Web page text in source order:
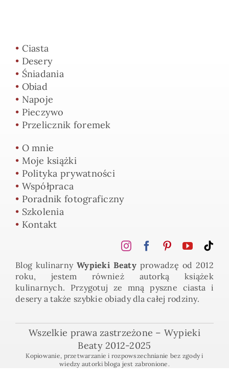
• Ciasta
• Desery
• Śniadania
• Obiad
• Napoje
• Pieczywo
• Przelicznik foremek
• O mnie
• Moje książki
• Polityka prywatności
• Współpraca
• Poradnik fotograficzny
• Szkolenia
• Kontakt
Blog kulinarny Wypieki Beaty prowadzę od 2012
roku, jestem również autorką książek
kulinarnych. Przygotuj ze mną pyszne ciasta i
desery a także szybkie obiady dla całej rodziny.
Wszelkie prawa zastrzeżone – Wypieki
Beaty 2012-2025
Kopiowanie, przetwarzanie i rozpowszechnianie bez zgody i
wiedzy autorki bloga jest zabronione.